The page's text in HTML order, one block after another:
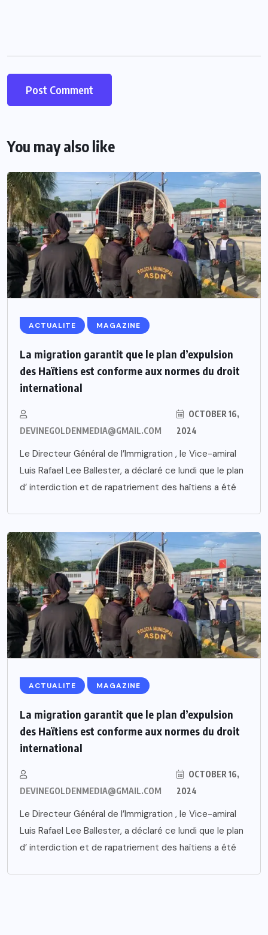
You may also like
ACTUALITE MAGAZINE
La migration garantit que le plan d’expulsion
des Haïtiens est conforme aux normes du droit
international
DEVINEGOLDENMEDIA@GMAIL.COM
OCTOBER 16,
2024
Le Directeur Général de l’Immigration , le Vice-amiral
Luis Rafael Lee Ballester, a déclaré ce lundi que le plan
d’ interdiction et de rapatriement des haïtiens a été
ACTUALITE MAGAZINE
La migration garantit que le plan d’expulsion
des Haïtiens est conforme aux normes du droit
international
DEVINEGOLDENMEDIA@GMAIL.COM
OCTOBER 16,
2024
Le Directeur Général de l’Immigration , le Vice-amiral
Luis Rafael Lee Ballester, a déclaré ce lundi que le plan
d’ interdiction et de rapatriement des haïtiens a été